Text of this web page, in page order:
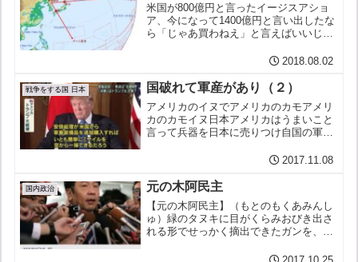
米国が800億円と言ったイージスアショ
ア、今になって1400億円と言い出したな
ら「じゃあ買わねえ」と言えばいいじゃ
「まだ高い」「じゃあ1000億円」と下が
買う安倍晋三...
2018.08.02
戦争をする国 日本 国破れて軍産があり（２）
アメリカのイヌでアメリカのカモアメリ
カのカモイヌ日本アメリカはうまいこと
言って兵器を日本に売りつけ自国の軍産
も兵器（兵器と言っているトランプなの
本）を溜め込めば安全にな...
2017.11.08
国内政治 元の木阿民主
【元の木阿民主】（もとのもくあみんし
ゅ）緑のタヌキに目がくらみおびき出さ
れる形でせっかく摘出できたガンを、わ
ようなことをして、党勢が一気に失速